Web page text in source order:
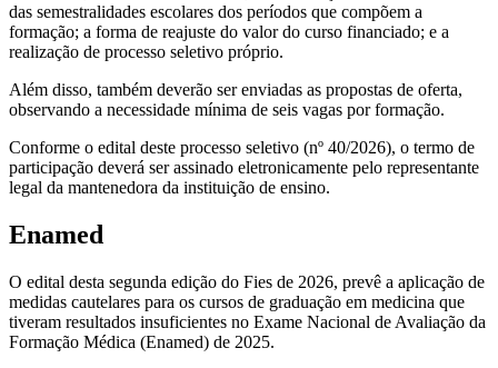
das semestralidades escolares dos períodos que compõem a
formação; a forma de reajuste do valor do curso financiado; e a
realização de processo seletivo próprio.
Além disso, também deverão ser enviadas as propostas de oferta,
observando a necessidade mínima de seis vagas por formação.
Conforme o edital deste processo seletivo (nº 40/2026), o termo de
participação deverá ser assinado eletronicamente pelo representante
legal da mantenedora da instituição de ensino.
Enamed
O edital desta segunda edição do Fies de 2026, prevê a aplicação de
medidas cautelares para os cursos de graduação em medicina que
tiveram resultados insuficientes no Exame Nacional de Avaliação da
Formação Médica (Enamed) de 2025.